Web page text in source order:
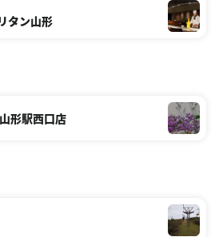
タン山形
形駅西口店